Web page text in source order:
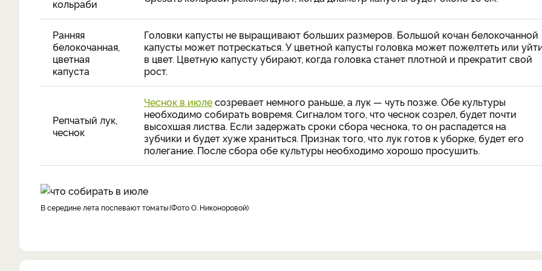
кольраби
Ранняя
белокочанная,
цветная
капуста
Головки капусты не выращивают больших размеров. Большой кочан белокочанной
капусты может потрескаться. У цветной капусты головка может пожелтеть или
в цвет. Цветную капусту убирают, когда головка станет плотной и прекратит свой
рост.
Репчатый лук,
чеснок
Чеснок в июлесозревает немного раньше, а лук — чуть позже. Обе культуры
необходимо собирать вовремя. Сигналом того, что чеснок созрел, будет почти
высохшая листва. Если задержать сроки сбора чеснока, то он распадется на
зубчики и будет хуже храниться. Признак того, что лук готов к уборке, будет его
полегание. После сбора обе культуры необходимо хорошо просушить.
в середине лета поспевают томаты Фото О. Никоноровой